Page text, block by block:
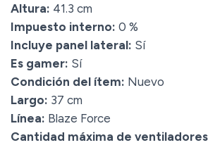
Altura: 41.3 cm
Impuesto interno: 0 %
Incluye panel lateral: Sí
Es gamer: Sí
Condición del ítem: Nuevo
Largo: 37 cm
Línea: Blaze Force
Cantidad máxima de